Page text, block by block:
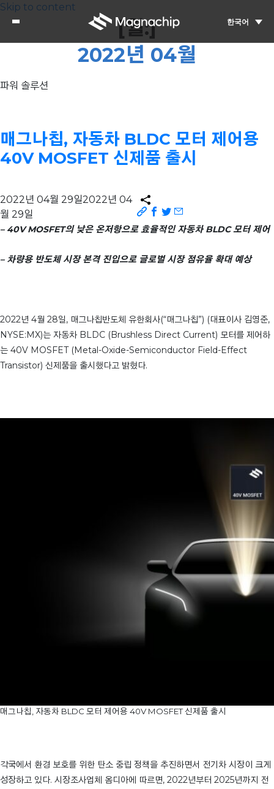
Skip to content
한국어
[월:]
2022년 04월
파워 솔루션
매그나칩, 자동차 BLDC 모터 제어용
40V MOSFET 신제품 출시
2022년 04월 29일2022년 04
월 29일
– 40V MOSFET의 낮은 온저항으로 효율적인 자동차 BLDC 모터 제어
– 차량용 반도체 시장 본격 진입으로 글로벌 시장 점유율 확대 예상
2022년 4월 28일, 매그나칩반도체 유한회사(“매그나칩”) (대표이사 김영준,
NYSE:MX)는 자동차 BLDC (Brushless Direct Current) 모터를 제어하
는 40V MOSFET (Metal-Oxide-Semiconductor Field-Effect
Transistor) 신제품을 출시했다고 밝혔다.
매그나칩, 자동차 BLDC 모터 제어용 40V MOSFET 신제품 출시
각국에서 환경 보호를 위한 탄소 중립 정책을 추진하면서 전기차 시장이 크게
성장하고 있다. 시장조사업체 옴디아에 따르면, 2022년부터 2025년까지 전